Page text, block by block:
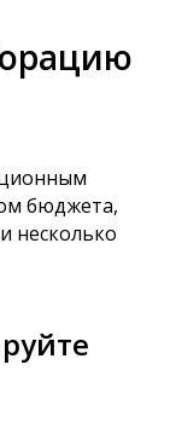
бюджета,
несколько